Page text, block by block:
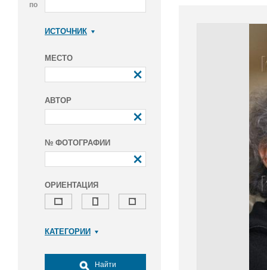
по
ИСТОЧНИК
МЕСТО
АВТОР
№ ФОТОГРАФИИ
ОРИЕНТАЦИЯ
КАТЕГОРИИ
Досуг, туризм и отдых
Найти